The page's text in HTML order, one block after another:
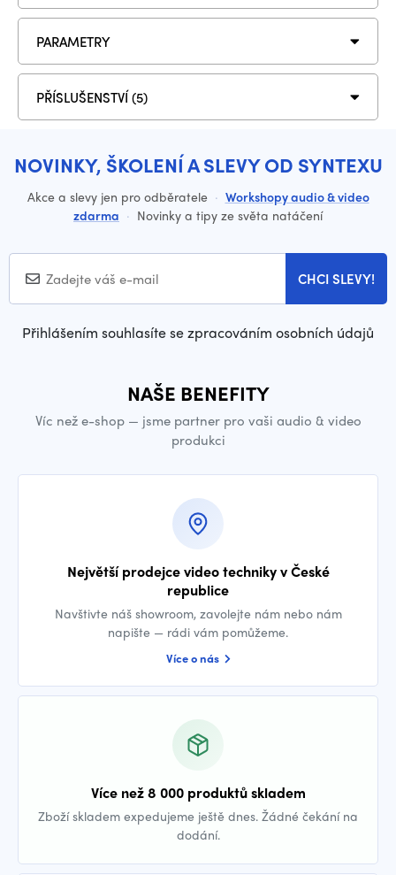
PARAMETRY
PŘÍSLUŠENSTVÍ (5)
NOVINKY, ŠKOLENÍ A SLEVY OD SYNTEXU
Akce a slevy jen pro odběratele · Workshopy audio & video
zdarma · Novinky a tipy ze světa natáčení
CHCI SLEVY!
Přihlášením souhlasíte se zpracováním osobních údajů
NAŠE BENEFITY
Víc než e-shop — jsme partner pro vaši audio & video
produkci
Největší prodejce video techniky v České
republice
Navštivte náš showroom, zavolejte nám nebo nám
napište — rádi vám pomůžeme.
Více o nás
Více než 8 000 produktů skladem
Zboží skladem expedujeme ještě dnes. Žádné čekání na
dodání.